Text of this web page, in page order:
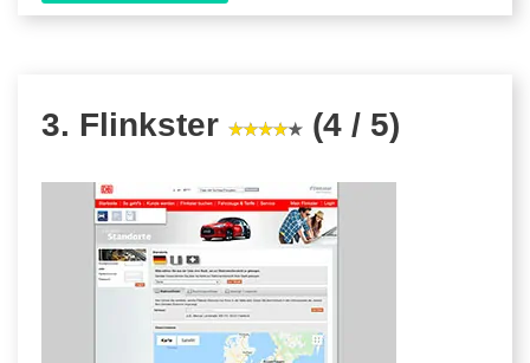
3. Flinkster (4 / 5)